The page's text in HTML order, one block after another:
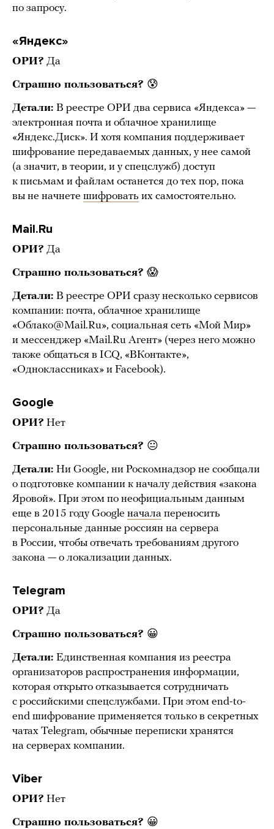
по запросу.
«Яндекс»
ОРИ? Да
Страшно пользоваться? 😰
Детали: В реестре ОРИ два сервиса «Яндекса» —
электронная почта и облачное хранилище
«Яндекс.Диск». И хотя компания поддерживает
шифрование передаваемых данных, у нее самой
(а значит, в теории, и у спецслужб) доступ
к письмам и файлам останется до тех пор, пока
вы не начнете шифровать их самостоятельно.
Mail.Ru
ОРИ? Да
Страшно пользоваться? 😱
Детали: В реестре ОРИ сразу несколько сервисов
компании: почта, облачное хранилище
«Облако@Mail.Ru», социальная сеть «Мой Мир»
и мессенджер «Mail.Ru Агент» (через него можно
также общаться в ICQ, «ВКонтакте»,
«Одноклассниках» и Facebook).
Google
ОРИ? Нет
Страшно пользоваться? 😐
Детали: Ни Google, ни Роскомнадзор не сообщали
о подготовке компании к началу действия «закона
Яровой». При этом по неофициальным данным
еще в 2015 году Google начала переносить
персональные данные россиян на сервера
в России, чтобы отвечать требованиям другого
закона — о локализации данных.
Telegram
ОРИ? Да
Страшно пользоваться? 😀
Детали: Единственная компания из реестра
организаторов распространения информации,
которая открыто отказывается сотрудничать
с российскими спецслужбами. При этом end-to-
end шифрование применяется только в секретных
чатах Telegram, обычные переписки хранятся
на серверах компании.
Viber
ОРИ? Нет
Страшно пользоваться? 😀